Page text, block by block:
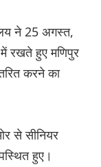
ने 25 अगस्त,
में रखते हुए मणिपुर
करने का
से सीनियर
हुए।